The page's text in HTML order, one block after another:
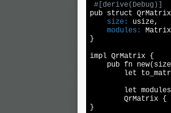
#[derive(Debug)]
pub struct
    size:
    modules:
Matrix
}
impl QrMatrix {
pub fn
let
let
QrMatrix {
}